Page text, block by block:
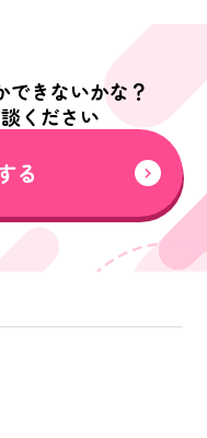
できないかな？
ください
る